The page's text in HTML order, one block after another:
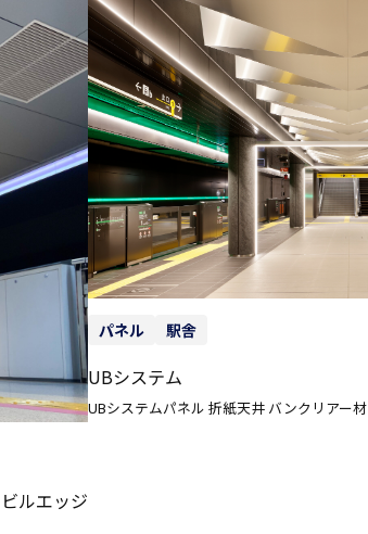
ルエッジ
パネル 駅舎
UBシステム
UBシステムパネル 折紙天井 バンクリアー材